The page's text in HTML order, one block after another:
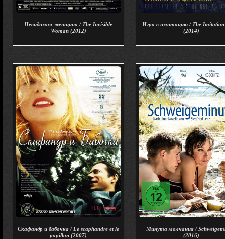
Невидимая женщина / The Invisible
Woman (2012)
Игра в имитацию / The Imitation
(2014)
Скафандр и бабочка / Le scaphandre et le
papillon (2007)
Минута молчания /
(2016)